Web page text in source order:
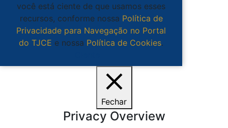
você está ciente de que usamos esses
recursos, conforme nossa Política de
Privacidade para Navegação no Portal
do TJCE e nossa Política de Cookies.
Fechar
Privacy Overview